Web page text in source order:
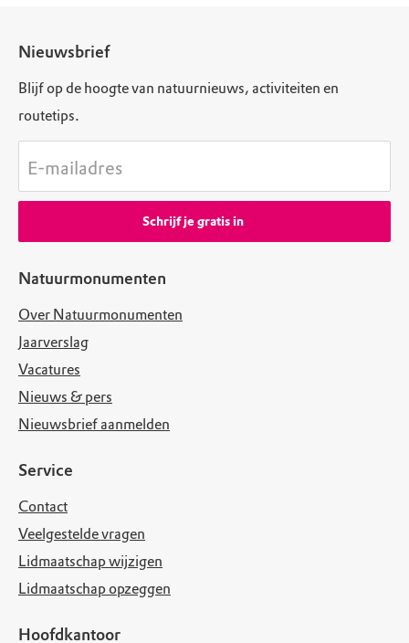
Natuurmonumenten
Over Natuurmonumenten
Jaarverslag
Vacatures
Nieuws & pers
Nieuwsbrief aanmelden
Service
Contact
Veelgestelde vragen
Lidmaatschap wijzigen
Lidmaatschap opzeggen
Hoofdkantoor
Nieuwsbrief
Blijf op de hoogte van natuurnieuws, activiteiten en
routetips.
E-mailadres
Schrijf je gratis in